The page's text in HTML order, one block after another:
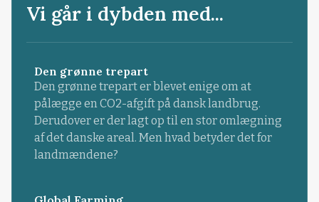
Vi går i dybden med...
Den grønne trepart
Den grønne trepart er blevet enige om at
pålægge en CO2-afgift på dansk landbrug.
Derudover er der lagt op til en stor omlægning
af det danske areal. Men hvad betyder det for
landmændene?